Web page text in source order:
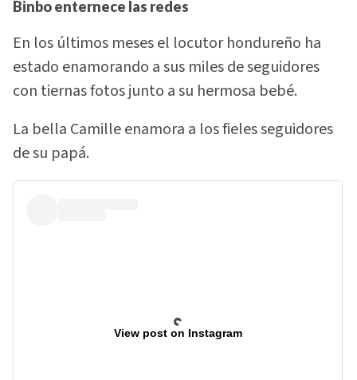
Binbo enternece las redes
En los últimos meses el locutor hondureño ha
estado enamorando a sus miles de seguidores
con tiernas fotos junto a su hermosa bebé.
La bella Camille enamora a los fieles seguidores
de su papá.
View post on Instagram